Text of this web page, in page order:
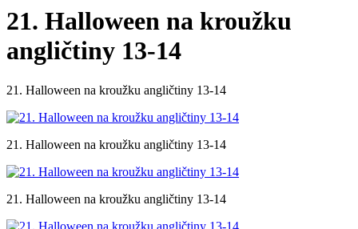
21. Halloween na kroužku
angličtiny 13-14
21. Halloween na kroužku angličtiny 13-14
21. Halloween na kroužku angličtiny 13-14
21. Halloween na kroužku angličtiny 13-14